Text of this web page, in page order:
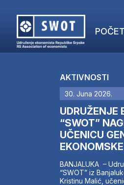
AKTUELNO
ANALIZE
KOMPANIJE
FINANSIJE
IZ STRANIH
AKTIVNOSTI
SWOT INTERVJU
AKTIVNOSTI
30. Juna 2026.
UDRUŽENJE
“SWOT”
UČENICU
BANJALUKA –
“SWOT” iz
Kristinu Malić,